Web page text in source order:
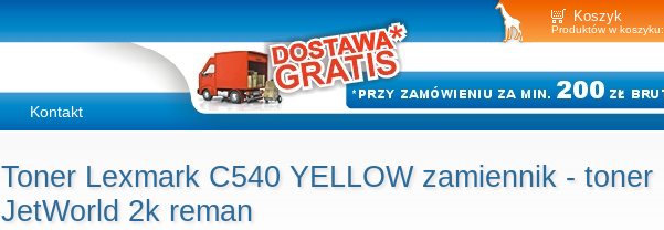
Koszyk
Produktów w koszyku:
Kontakt
Toner Lexmark C540 YELLOW zamiennik - toner
JetWorld 2k reman